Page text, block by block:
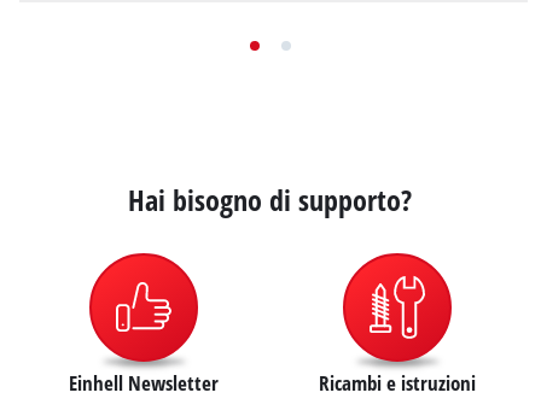
Hai bisogno di supporto?
Einhell Newsletter Ricambi e istruzioni